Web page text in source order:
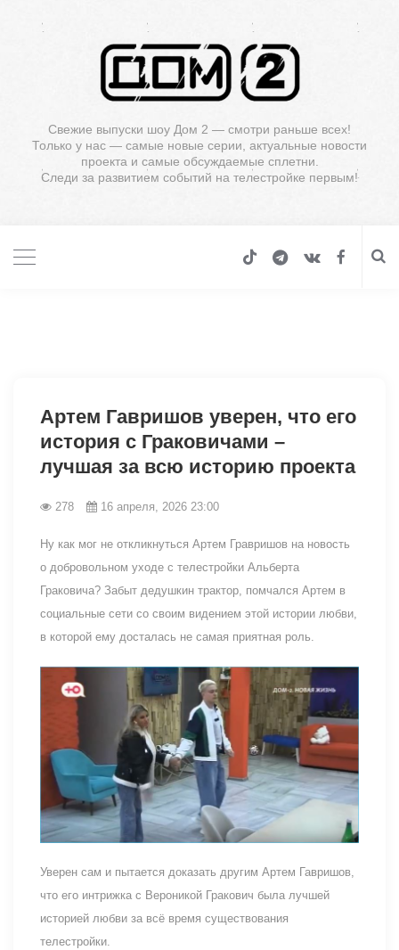
Свежие выпуски шоу Дом 2 — смотри раньше всех!
Только у нас — самые новые серии, актуальные новости
проекта и самые обсуждаемые сплетни.
Следи за развитием событий на телестройке первым!
Артем Гавришов уверен, что его
история с Граковичами –
лучшая за всю историю проекта
278 16 апреля, 2026 23:00
Ну как мог не откликнуться Артем Гравришов на новость
о добровольном уходе с телестройки Альберта
Граковича? Забыт дедушкин трактор, помчался Артем в
социальные сети со своим видением этой истории любви,
в которой ему досталась не самая приятная роль.
Уверен сам и пытается доказать другим Артем Гавришов,
что его интрижка с Вероникой Гракович была лучшей
историей любви за всё время существования
телестройки.